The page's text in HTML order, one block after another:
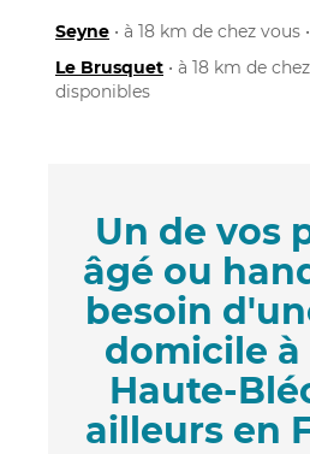
Seyne • à 18 km de chez
Le Brusquet • à 18 km de
disponibles
Un de vos
âgé ou
besoin
domicile à
Haute-
ailleurs en